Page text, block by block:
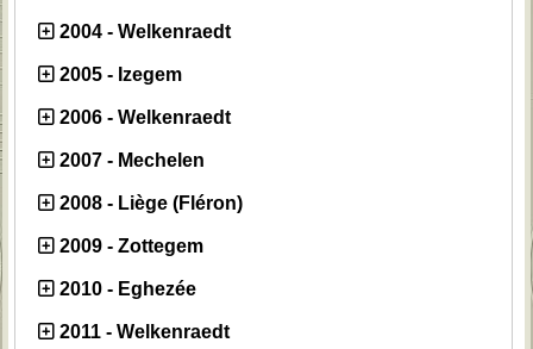
2004 - Welkenraedt
2005 - Izegem
2006 - Welkenraedt
2007 - Mechelen
2008 - Liège (Fléron)
2009 - Zottegem
2010 - Eghezée
2011 - Welkenraedt